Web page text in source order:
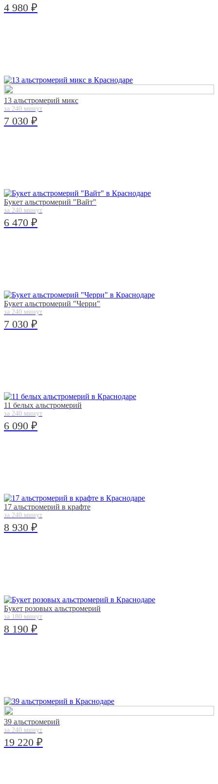
4 980 ₽
13 альстромерий микс
за 240 минут
7 030 ₽
Букет альстромерий "Вайт"
за 240 минут
6 470 ₽
Букет альстромерий "Черри"
за 240 минут
7 030 ₽
11 белых альстромерий
за 240 минут
6 090 ₽
17 альстромерий в крафте
за 240 минут
8 930 ₽
Букет розовых альстромерий
за 180 минут
8 190 ₽
39 альстромерий
за 240 минут
19 220 ₽